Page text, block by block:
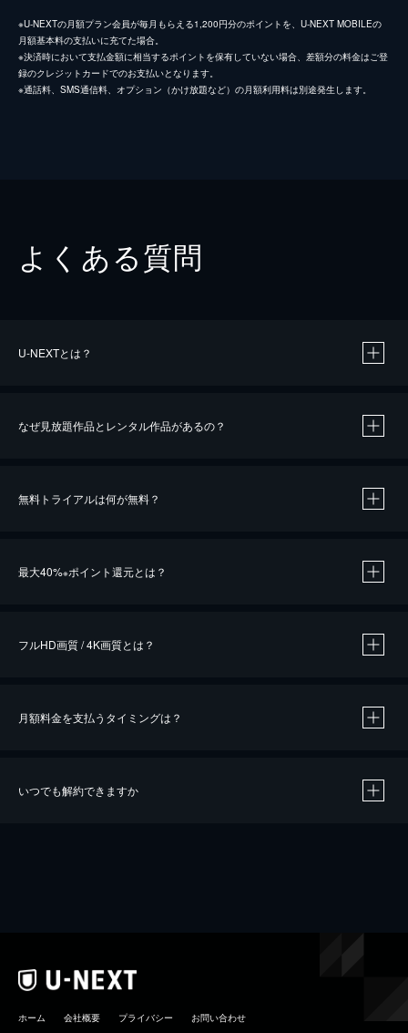
※U-NEXTの月額プラン会員が毎月もらえる1,200円分のポイントを、U-NEXT MOBILEの
月額基本料の支払いに充てた場合。
※決済時において支払金額に相当するポイントを保有していない場合、差額分の料金はご登
録のクレジットカードでのお支払いとなります。
※通話料、SMS通信料、オプション（かけ放題など）の月額利用料は別途発生します。
よくある質問
U-NEXTとは？
なぜ見放題作品とレンタル作品があるの？
無料トライアルは何が無料？
最大40%※ポイント還元とは？
※40％ポイント還元の対象は、クレジットカード決済による作品の購入 / レンタルです。
iOSアプリのUコイン決済による作品の購入 / レンタルは、20％のポイント還元です。
フルHD画質 / 4K画質とは？
月額料金を支払うタイミングは？
いつでも解約できますか
ホーム 会社概要 プライバシー お問い合わせ